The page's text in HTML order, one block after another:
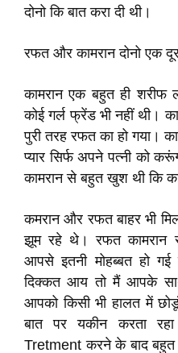
दोनो कि बात करा दी थी।
रफत और कामरान दोनो एक
कामरान एक बहुत ही
कोई गर्ल फ्रेंड भी नहीं थी।
पुरी तरह रफत का हो गया।
प्यार सिर्फ अपने पत्नी को
कामरान से बहुत खुश थी कि
कमरान और रफत बाहर भी
झूम रहे थे। रफत कामरान
आपसे इतनी मोहब्बत हो
दिक्कत आय तो मैं आपके
आपको किसी भी हालत में
बात पर यकीन करता
Tretment करने के बाद बहुत